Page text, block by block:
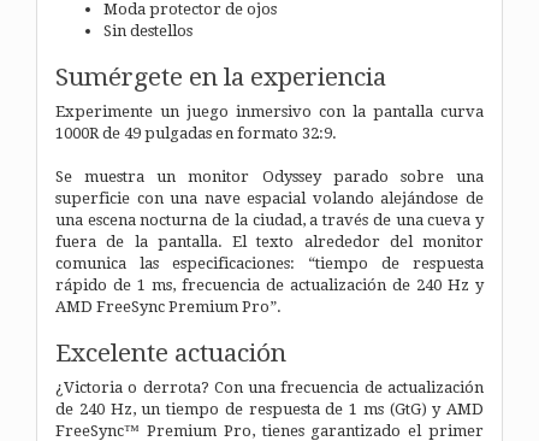
Moda protector de ojos
Sin destellos
Sumérgete en la experiencia
Experimente un juego inmersivo con la pantalla curva
1000R de 49 pulgadas en formato 32:9.
Se muestra un monitor Odyssey parado sobre una
superficie con una nave espacial volando alejándose de
una escena nocturna de la ciudad, a través de una cueva y
fuera de la pantalla. El texto alrededor del monitor
comunica las especificaciones: “tiempo de respuesta
rápido de 1 ms, frecuencia de actualización de 240 Hz y
AMD FreeSync Premium Pro”.
Excelente actuación
¿Victoria o derrota? Con una frecuencia de actualización
de 240 Hz, un tiempo de respuesta de 1 ms (GtG) y AMD
FreeSync™ Premium Pro, tienes garantizado el primer